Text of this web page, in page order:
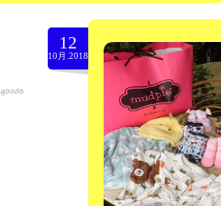
Select item
omutucake
moon chip trip original
my account
Store
minna kitchen komeco
12
10月.2018